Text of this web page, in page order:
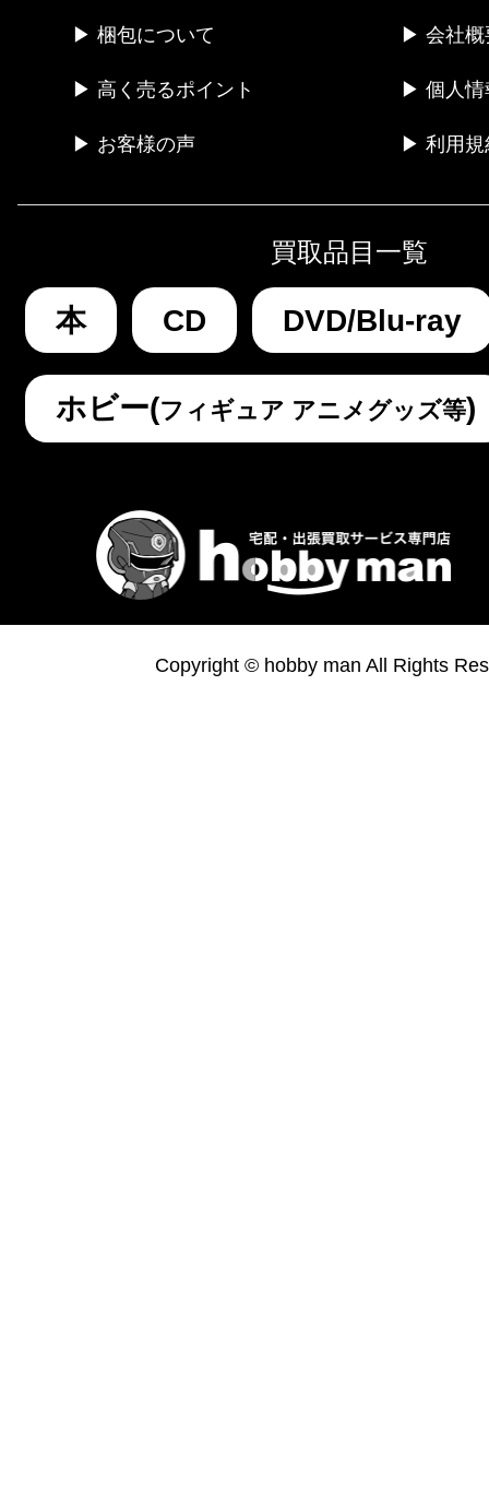
▶ 梱包について
▶ 高く売るポイント
▶ お客様の声
▶ 会社概
▶ 個人情
▶ 利用規
買取品目一覧
本 CD DVD/Blu-ray
ホビー(フィギュア アニメグッズ等)
Copyright © hobby man All Rights